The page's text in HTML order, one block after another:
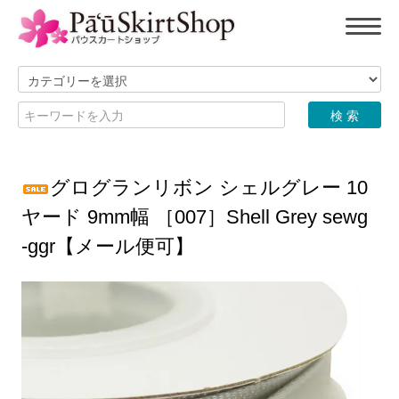
グログランリボン シェルグレー 10
ヤード 9mm幅 ［007］Shell Grey sewg
-ggr【メール便可】